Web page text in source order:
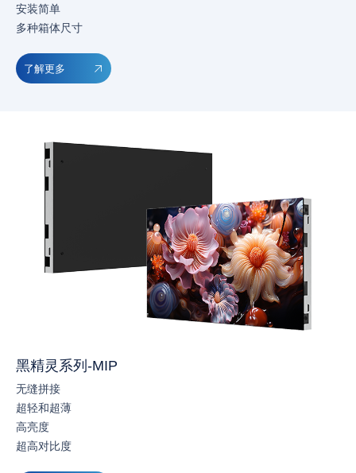
安装简单
多种箱体尺寸
了解更多
黑精灵系列-MIP
无缝拼接
超轻和超薄
高亮度
超高对比度